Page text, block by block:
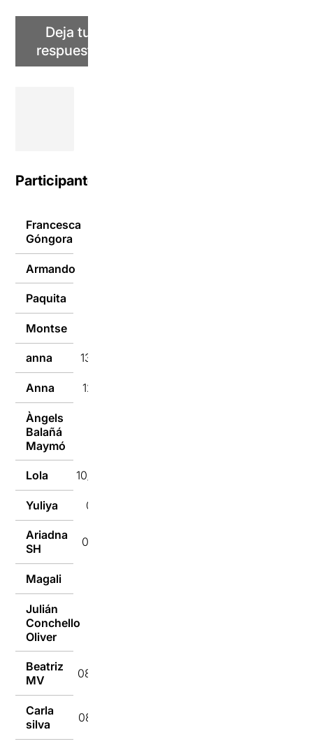
Deja tu
respuesta
Participantes
Francesca
Góngora
Armando
Paquita
Montse
anna 13/10/2019
Anna 12/10/2019
Àngels
Balañá
Maymó
Lola 10/10/2019
Yuliya 09/10/2019
Ariadna
SH
09/10/2019
Magali
Julián
Conchello
Oliver
Beatriz
MV
08/10/2019
Carla
silva
08/10/2019